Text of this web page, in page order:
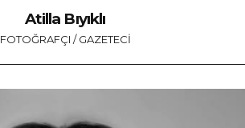
Atilla Bıyıklı
FOTOĞRAFÇI / GAZETECI